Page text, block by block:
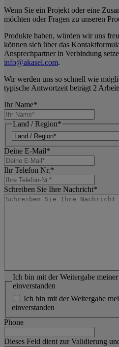
Wenn Sie ein Projekt oder eine
möchten oder Fragen zu unseren
Produkte haben, würden wir uns
können sich über das
Ansprechpartner in Verbindung
info@akasel.com.
Wir werden uns so schnell wie
typische Antwortzeit beträgt 2
Ihr Name*
Land / Region*
Deine E-Mail*
Ihr Telefon Nr.*
Schreiben Sie Ihre Nachricht*
Ich bin mit der Weitergabe
einverstanden
Ich bin mit der Weitergabe
einverstanden
Phone
Dieses Feld dient zur Validierung